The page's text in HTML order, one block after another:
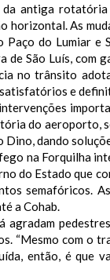
antiga
horizontal. As
do Lumiar e
São Luís, com
no trânsito
e
do aeroporto,
dando
na Forquilha
do Estado que
semafóricos.
a Cohab.
agradam
“Mesmo com o
então, é que